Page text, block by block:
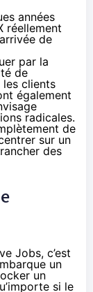
années
réellement
de
par la
de
les clients
également
radicales.
de
sur un
des
Jobs, c’est
un
un
si le